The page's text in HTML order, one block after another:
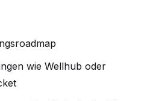
wie Wellhub oder